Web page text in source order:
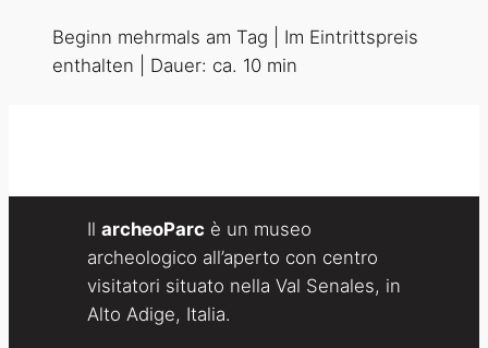
Beginn mehrmals am Tag | Im Eintrittspreis
enthalten | Dauer: ca. 10 min
Il archeoParc è un museo
archeologico all’aperto con centro
visitatori situato nella Val Senales, in
Alto Adige, Italia.